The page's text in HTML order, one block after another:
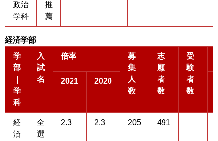
政治
学科
推
薦
経済学部
学
部
学
科
入
試
名
倍率
募
集
人
数
志
願
者
数
受
験
者
数
2021 2020
経
済
全
選
2.3 2.3 205 491